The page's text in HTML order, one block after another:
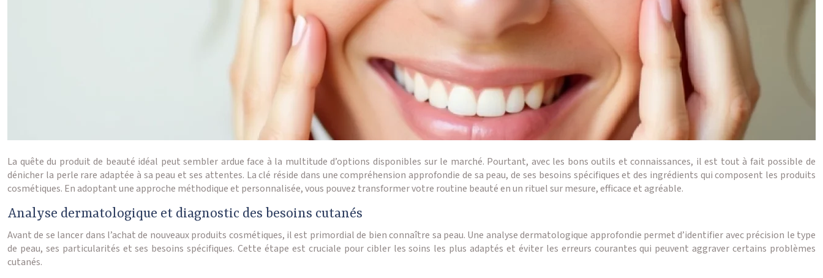
La quête du produit de beauté idéal peut sembler ardue face à la multitude d’options disponibles sur le marché. Pourtant, avec les bons outils et connaissances, il est tout à fait possible de
dénicher la perle rare adaptée à sa peau et ses attentes. La clé réside dans une compréhension approfondie de sa peau, de ses besoins spécifiques et des ingrédients qui composent les produits
cosmétiques. En adoptant une approche méthodique et personnalisée, vous pouvez transformer votre routine beauté en un rituel sur mesure, efficace et agréable.
Analyse dermatologique et diagnostic des besoins cutanés
Avant de se lancer dans l’achat de nouveaux produits cosmétiques, il est primordial de bien connaître sa peau. Une analyse dermatologique approfondie permet d’identifier avec précision le type
de peau, ses particularités et ses besoins spécifiques. Cette étape est cruciale pour cibler les soins les plus adaptés et éviter les erreurs courantes qui peuvent aggraver certains problèmes
cutanés.